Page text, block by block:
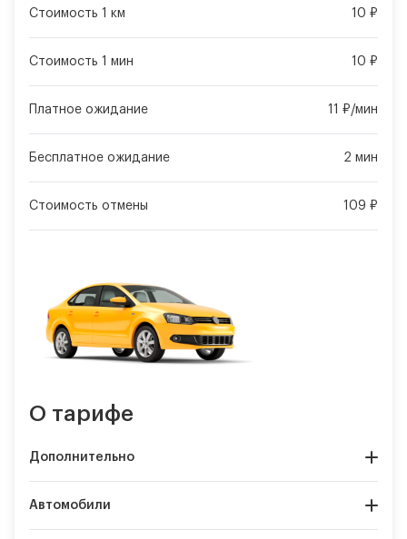
Стоимость 1 км 10 ₽
Стоимость 1 мин 10 ₽
Платное ожидание 11 ₽/мин
Бесплатное ожидание 2 мин
Стоимость отмены 109 ₽
О тарифе
Дополнительно
Автомобили